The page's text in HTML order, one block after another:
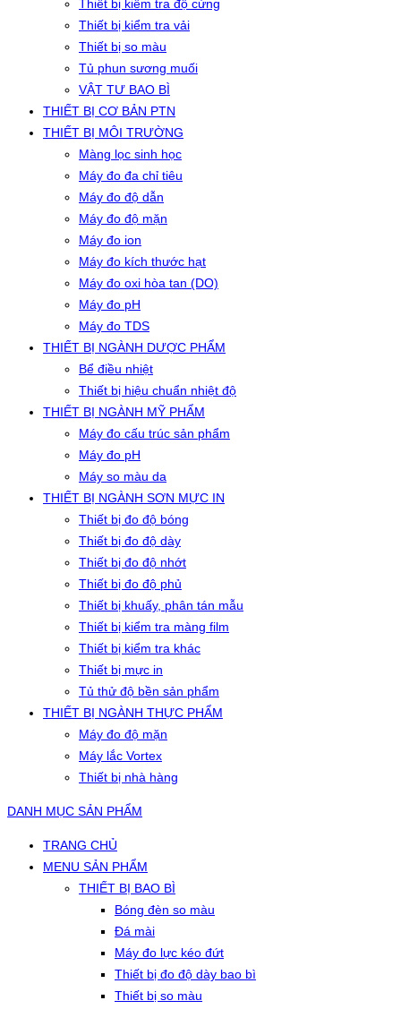
Thiết bị kiểm tra độ cứng
Thiết bị kiểm tra vải
Thiết bị so màu
Tủ phun sương muối
VẬT TƯ BAO BÌ
THIẾT BỊ CƠ BẢN PTN
THIẾT BỊ MÔI TRƯỜNG
Màng lọc sinh học
Máy đo đa chỉ tiêu
Máy đo độ dẫn
Máy đo độ mặn
Máy đo ion
Máy đo kích thước hạt
Máy đo oxi hòa tan (DO)
Máy đo pH
Máy đo TDS
THIẾT BỊ NGÀNH DƯỢC PHẨM
Bể điều nhiệt
Thiết bị hiệu chuẩn nhiệt độ
THIẾT BỊ NGÀNH MỸ PHẨM
Máy đo cấu trúc sản phẩm
Máy đo pH
Máy so màu da
THIẾT BỊ NGÀNH SƠN MỰC IN
Thiết bị đo độ bóng
Thiết bị đo độ dày
Thiết bị đo độ nhớt
Thiết bị đo độ phủ
Thiết bị khuấy, phân tán mẫu
Thiết bị kiểm tra màng film
Thiết bị kiểm tra khác
Thiết bị mực in
Tủ thử độ bền sản phẩm
THIẾT BỊ NGÀNH THỰC PHẨM
Máy đo độ mặn
Máy lắc Vortex
Thiết bị nhà hàng
DANH MỤC SẢN PHẨM
TRANG CHỦ
MENU SẢN PHẨM
THIẾT BỊ BAO BÌ
Bóng đèn so màu
Đá mài
Máy đo lực kéo đứt
Thiết bị đo độ dày bao bì
Thiết bị so màu